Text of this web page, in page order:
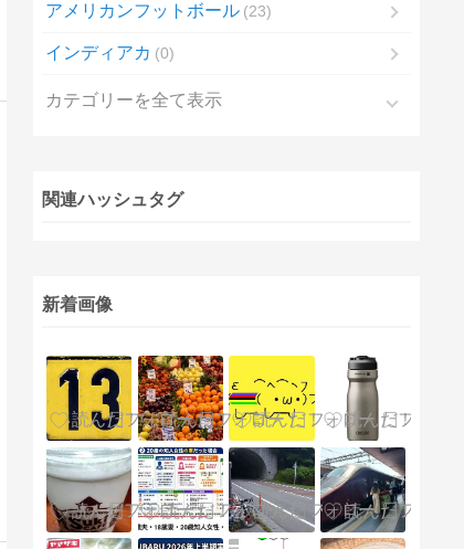
アメリカンフットボール 23
インディアカ 0
カテゴリーを全て表示
関連ハッシュタグ
新着画像